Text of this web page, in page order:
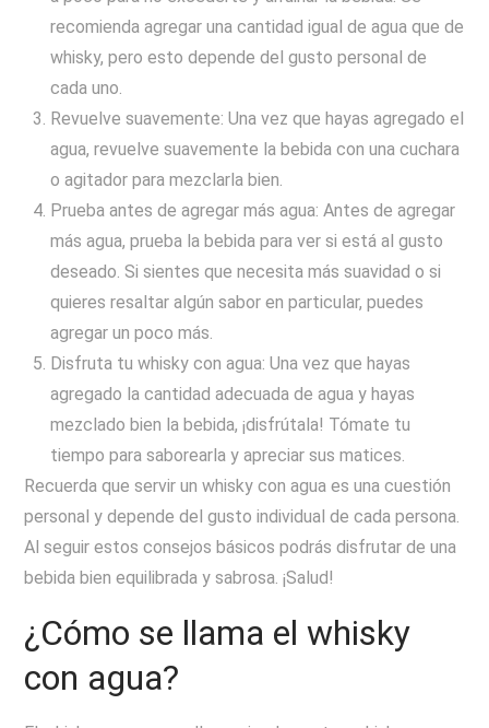
recomienda agregar una cantidad igual de agua que de
whisky, pero esto depende del gusto personal de
cada uno.
Revuelve suavemente: Una vez que hayas agregado el
agua, revuelve suavemente la bebida con una cuchara
o agitador para mezclarla bien.
Prueba antes de agregar más agua: Antes de agregar
más agua, prueba la bebida para ver si está al gusto
deseado. Si sientes que necesita más suavidad o si
quieres resaltar algún sabor en particular, puedes
agregar un poco más.
Disfruta tu whisky con agua: Una vez que hayas
agregado la cantidad adecuada de agua y hayas
mezclado bien la bebida, ¡disfrútala! Tómate tu
tiempo para saborearla y apreciar sus matices.
Recuerda que servir un whisky con agua es una cuestión
personal y depende del gusto individual de cada persona.
Al seguir estos consejos básicos podrás disfrutar de una
bebida bien equilibrada y sabrosa. ¡Salud!
¿Cómo se llama el whisky
con agua?